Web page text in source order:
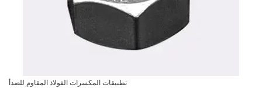
تطبيقات المكسرات الفولاذ المقاوم للصدأ